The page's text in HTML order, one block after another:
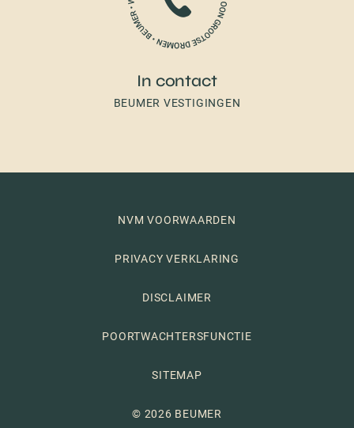
In contact
BEUMER VESTIGINGEN
NVM VOORWAARDEN
PRIVACY VERKLARING
DISCLAIMER
POORTWACHTERSFUNCTIE
SITEMAP
© 2026 BEUMER